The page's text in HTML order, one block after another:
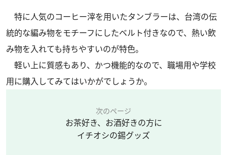
特に人気のコーヒー滓を用いたタンブラーは、台湾の伝
統的な編み物をモチーフにしたベルト付きなので、熱い飲
み物を入れても持ちやすいのが特色。
軽い上に質感もあり、かつ機能的なので、職場用や学校
用に購入してみてはいかがでしょうか。
次のページ
お茶好き、お酒好きの方に
イチオシの錫グッズ